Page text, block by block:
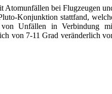
Atomunfällen bei Flugzeugen
Konjunktion stattfand,
Unfällen in Verbindung
von 7-11 Grad veränderlich